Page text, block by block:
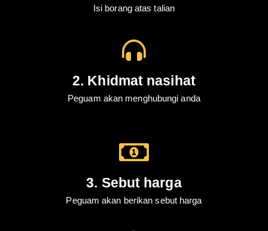
Isi borang atas talian
2. Khidmat nasihat
Peguam akan menghubungi anda
3. Sebut harga
Peguam akan berikan sebut harga